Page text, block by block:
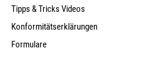
Tipps & Tricks Videos
Konformitätserklärungen
Formulare